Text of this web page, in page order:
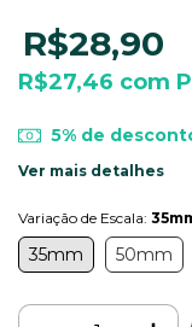
R$28,90
R$27,46 com
5% de
Ver mais detalhes
Variação de Escala:
35mm 50mm